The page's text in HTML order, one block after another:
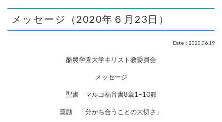
メッセージ（2020年６月23日）
Date：2020.06.19
酪農学園大学キリスト教委員会
メッセージ
聖書 マルコ福音書8章1−10節
奨励 「分かち合うことの大切さ」